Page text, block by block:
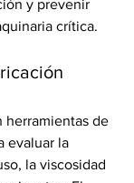
y prevenir
crítica.
herramientas de
evaluar la
la viscosidad